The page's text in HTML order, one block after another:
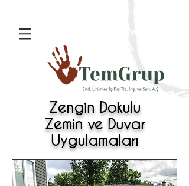
Zengin Dokulu
Zemin ve Duvar
Uygulamaları